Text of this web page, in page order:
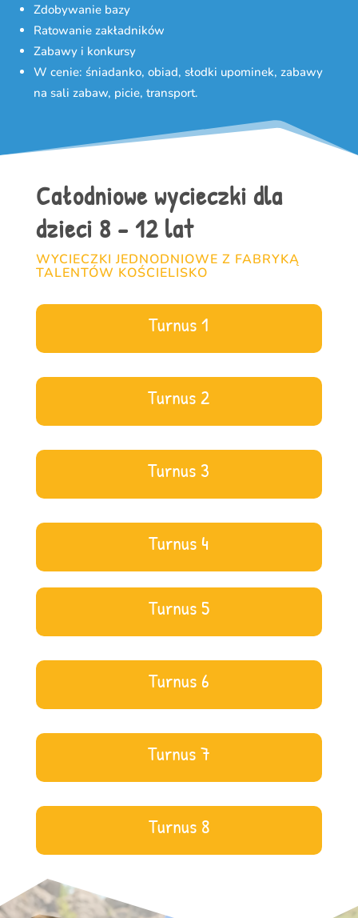
Zdobywanie bazy
Ratowanie zakładników
Zabawy i konkursy
W cenie: śniadanko, obiad, słodki upominek, zabawy
na sali zabaw, picie, transport.
Całodniowe wycieczki dla
dzieci 8 - 12 lat
WYCIECZKI JEDNODNIOWE Z FABRYKĄ
TALENTÓW KOŚCIELISKO
Turnus 1
Turnus 2
Turnus 3
Turnus 4
Turnus 5
Turnus 6
Turnus 7
Turnus 8